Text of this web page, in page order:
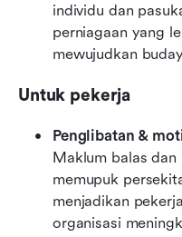
individu dan
perniagaan yang
mewujudkan
Untuk pekerja
Penglibatan &
Maklum balas
memupuk
menjadikan
organisasi